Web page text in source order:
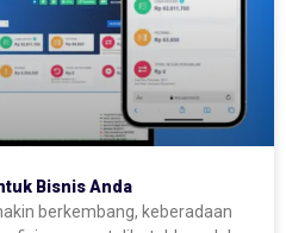
Bisnis Anda
berkembang, keberadaan